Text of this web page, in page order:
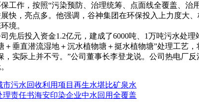
作，按照“污染预防、治理统筹、点面线全覆盖、治
快，亮点多。他强调，谷神集团在环保投入上力度大
境。
后投入资金1.2亿元，建成了6000吨、1万吨污水处理
＋垂直潜流湿地＋沉水植物塘＋挺水植物塘”处理工艺，
际上并不亏。”公司董事长李登龙说。公司热电厂反
市污水回收利用项目再生水堪比矿泉水
理责任书海安印染企业中水回用全覆盖